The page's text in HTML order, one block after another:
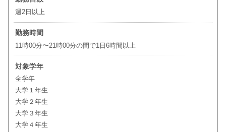
週2日以上
勤務時間
11時00分〜21時00分の間で1日6時間以上
対象学年
全学年
大学１年生
大学２年生
大学３年生
大学４年生